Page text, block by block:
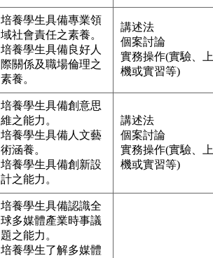
培養學生具備專業領
域社會責任之素養。
培養學生具備良好人
際關係及職場倫理之
素養。
講述法
個案討論
實務操作(實驗、上
機或實習等)
培養學生具備創意思
維之能力。
培養學生具備人文藝
術涵養。
培養學生具備創新設
計之能力。
講述法
個案討論
實務操作(實驗、上
機或實習等)
培養學生具備認識全
球多媒體產業時事議
題之能力。
培養學生了解多媒體